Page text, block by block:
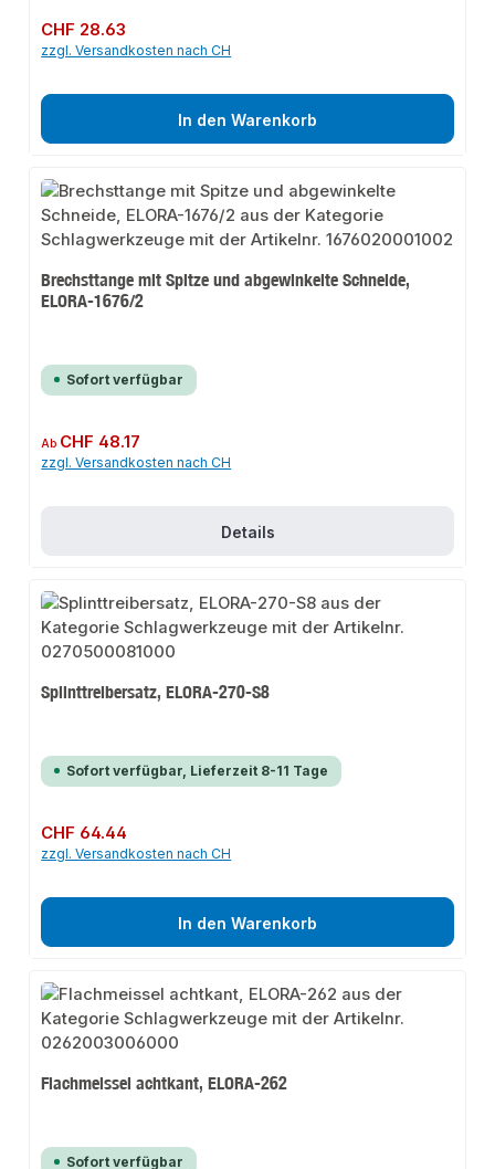
Regulärer Preis:
CHF 28.63
zzgl. Versandkosten nach CH
In den Warenkorb
Brechsttange mit Spitze und abgewinkelte Schneide,
ELORA-1676/2
Sofort verfügbar
Regulärer Preis:
Ab CHF 48.17
zzgl. Versandkosten nach CH
Details
Splinttreibersatz, ELORA-270-S8
Sofort verfügbar, Lieferzeit 8-11 Tage
Regulärer Preis:
CHF 64.44
zzgl. Versandkosten nach CH
In den Warenkorb
Flachmeissel achtkant, ELORA-262
Sofort verfügbar